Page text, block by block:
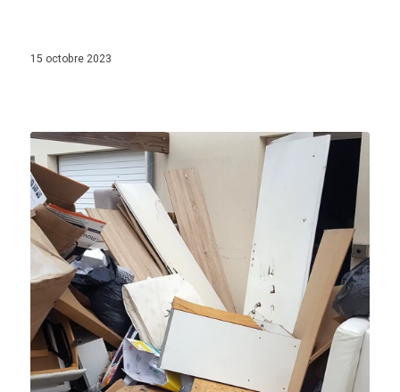
15 octobre 2023